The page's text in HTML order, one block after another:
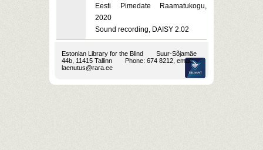
Eesti Pimedate Raamatukogu,
2020
Sound recording, DAISY 2.02
Estonian Library for the Blind
Suur-Sõjamäe
44b, 11415 Tallinn
Phone: 674 8212, email:
laenutus@rara.ee